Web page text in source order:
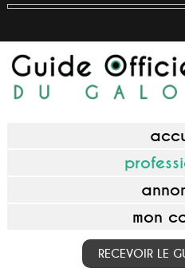
mon
RECEVOIR LE